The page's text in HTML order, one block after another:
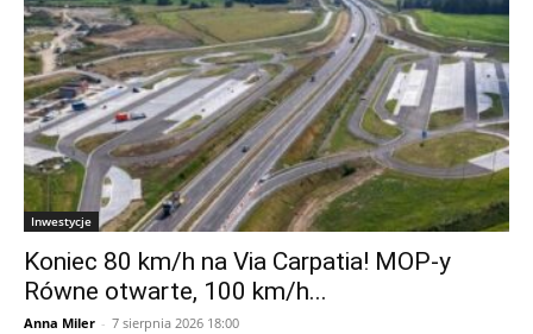
Inwestycje
Koniec 80 km/h na Via Carpatia! MOP-y
Równe otwarte, 100 km/h...
Anna Miler - 7 sierpnia 2026 18:00